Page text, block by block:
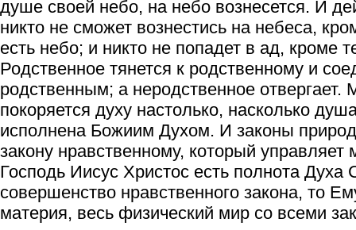
душе своей небо, на небо вознесется. И
никто не сможет вознестись на небеса,
есть небо; и никто не попадет в ад, кроме
Родственное тянется к родственному и
родственным; а неродственное отвергает.
покоряется духу настолько, насколько
исполнена Божиим Духом. И законы
закону нравственному, который управляет
Господь Иисус Христос есть полнота Духа
совершенство нравственного закона, то
материя, весь физический мир со всеми